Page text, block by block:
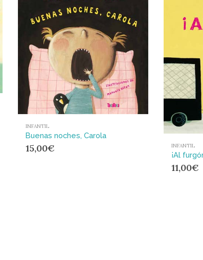
INFANTIL
Buenas noches, Carola
15,00€ INFANTIL
¡Al
11,00€